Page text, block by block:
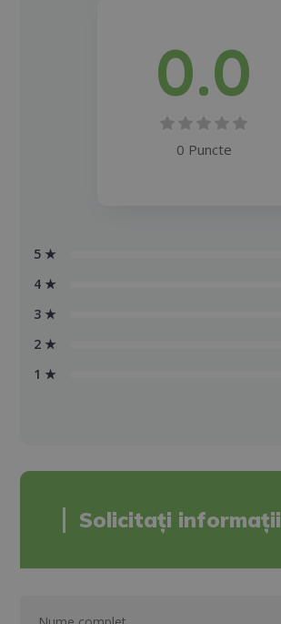
0.0
0 Puncte
5 ★
4 ★
3 ★
2 ★
1 ★
Solicitați informații